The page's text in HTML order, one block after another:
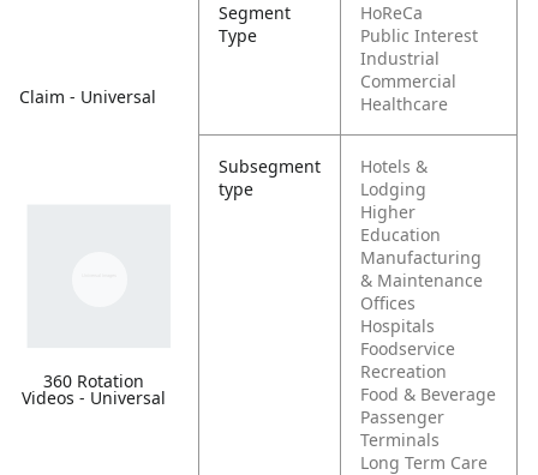
Claim - Universal
360 Rotation
Videos - Universal
Segment
Type
HoReCa
Public Interest
Industrial
Commercial
Healthcare
Subsegment
type
Hotels &
Lodging
Higher
Education
Manufacturing
& Maintenance
Offices
Hospitals
Foodservice
Recreation
Food & Beverage
Passenger
Terminals
Long Term Care